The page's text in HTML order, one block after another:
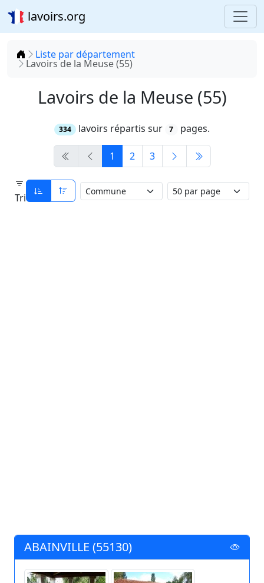
lavoirs.org
Accueil
Liste par département
Lavoirs de la Meuse (55)
Lavoirs de la Meuse (55)
334 lavoirs répartis sur 7 pages.
1 2 3
Tri
ABAINVILLE (55130)